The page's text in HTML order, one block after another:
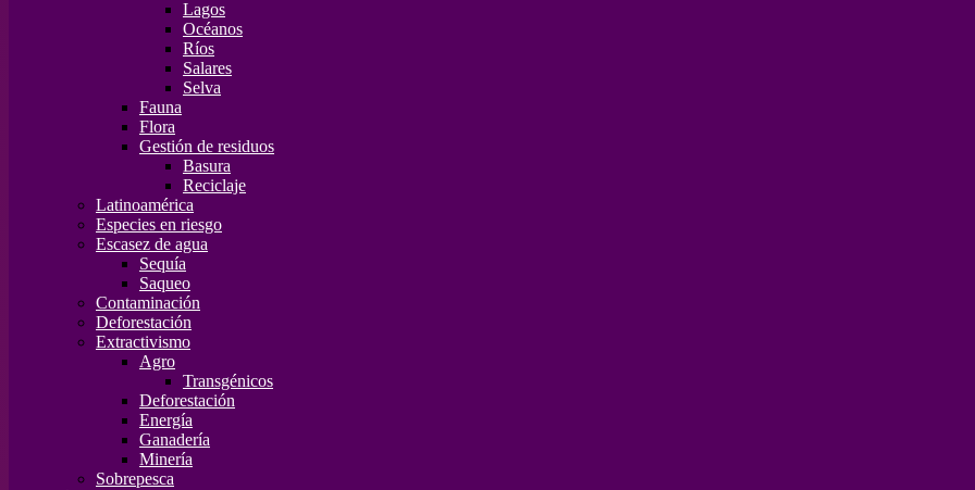
Lagos
Océanos
Ríos
Salares
Selva
Fauna
Flora
Gestión de residuos
Basura
Reciclaje
Latinoamérica
Especies en riesgo
Escasez de agua
Sequía
Saqueo
Contaminación
Deforestación
Extractivismo
Agro
Transgénicos
Deforestación
Energía
Ganadería
Minería
Sobrepesca